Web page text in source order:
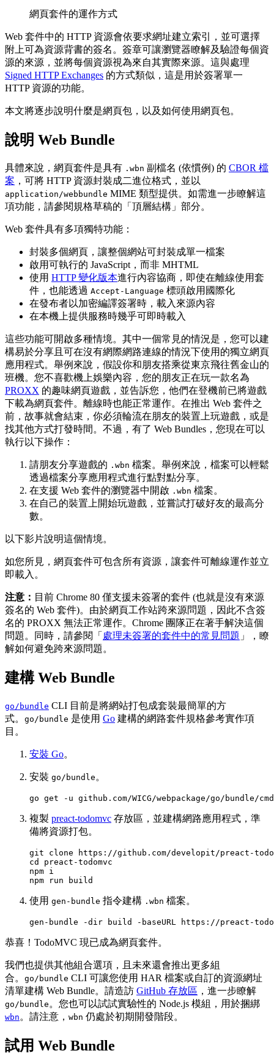
網頁套件的運作方式
Web 套件中的 HTTP 資源會依要求網址建立索引，並可選擇
附上可為資源背書的簽名。簽章可讓瀏覽器瞭解及驗證每個資
源的來源，並將每個資源視為來自其實際來源。這與處理
Signed HTTP Exchanges 的方式類似，這是用於簽署單一
HTTP 資源的功能。
本文將逐步說明什麼是網頁包，以及如何使用網頁包。
說明 Web Bundle
具體來說，網頁套件是具有 .wbn 副檔名 (依慣例) 的 CBOR 檔
案 ，可將 HTTP 資源封裝成二進位格式，並以
application/webbundle MIME 類型提供。如需進一步瞭解這
項功能，請參閱規格草稿的「頂層結構」 部分。
Web 套件具有多項獨特功能：
封裝多個網頁，讓整個網站可封裝成單一檔案
啟用可執行的 JavaScript，而非 MHTML
使用 HTTP 變化版本進行內容協商，即使在離線使用套
件，也能透過 Accept-Language 標頭啟用國際化
在發布者以加密編譯簽署時，載入來源內容
在本機上提供服務時幾乎可即時載入
這些功能可開啟多種情境。其中一個常見的情況是，您可以建
構易於分享且可在沒有網際網路連線的情況下使用的獨立網頁
應用程式。舉例來說，假設你和朋友搭乘從東京飛往舊金山的
班機。您不喜歡機上娛樂內容，您的朋友正在玩一款名為
PROXX 的趣味網頁遊戲，並告訴您，他們在登機前已將遊戲
下載為網頁套件。離線時也能正常運作。在推出 Web 套件之
前，故事就會結束，你必須輪流在朋友的裝置上玩遊戲，或是
找其他方式打發時間。不過，有了 Web Bundles，您現在可以
執行以下操作：
請朋友分享遊戲的 .wbn 檔案。舉例來說，檔案可以輕鬆
透過檔案分享應用程式進行點對點分享。
在支援 Web 套件的瀏覽器中開啟 .wbn 檔案。
在自己的裝置上開始玩遊戲，並嘗試打破好友的最高分
數。
以下影片說明這個情境。
如您所見，網頁套件可包含所有資源，讓套件可離線運作並立
即載入。
注意： 目前 Chrome 80 僅支援未簽署的套件 (也就是沒有來源
簽名的 Web 套件)。由於網頁工作站跨來源問題，因此不含簽
名的 PROXX 無法正常運作。Chrome 團隊正在著手解決這個
問題。同時，請參閱「 處理未簽署的套件中的常見問題 」，瞭
解如何避免跨來源問題。
建構 Web Bundle
go/bundle CLI 目前是將網站打包成套裝最簡單的方
式。 go/bundle 是使用 Go 建構的網路套件規格參考實作項
目。
安裝 Go。
安裝 go/bundle 。
go get -u
複製 preact-todomvc 存放區，並建構網路應用程式，準
備將資源打包。
git
clone
cd
preact-todomvc
npm i
npm
run
使用 gen-bundle 指令建構 .wbn 檔案。
gen-bundle -dir build -baseURL https://preact-
恭喜！TodoMVC 現已成為網頁套件。
我們也提供其他組合選項，且未來還會推出更多組
合。 go/bundle CLI 可讓您使用 HAR 檔案或自訂的資源網址
清單建構 Web Bundle。請造訪 GitHub 存放區 ，進一步瞭解
go/bundle 。您也可以試試實驗性的 Node.js 模組，用於捆綁
wbn 。請注意， wbn 仍處於初期開發階段。
試用 Web Bundle